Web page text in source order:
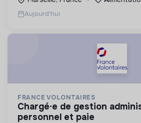
LOCAUX dans les cantines.
Aujourd'hui
FRANCE VOLONTAIRES
chargé·e de gestion administrative du
personnel et paie